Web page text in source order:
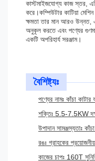
কাস্টমাইজযোগ্য কাজ স্তর,
করে।কম্পিউটার কাটিয়া
ক্ষমতা তার মান আরও উন্নত,
অনুকূল করতে এবং পণ্যের
একটি অপরিহার্য সরঞ্জাম।
বৈশিষ্ট্যঃ
পণ্যের নামঃ কাঁচা কাটার
শক্তিঃ 5.5-7.5KW
উপাদান সামঞ্জস্যতাঃ
রঙঃ গ্রাহকের
কাজের চাপঃ 160T